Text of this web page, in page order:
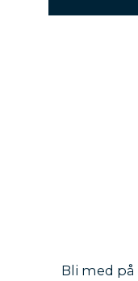
Bli med